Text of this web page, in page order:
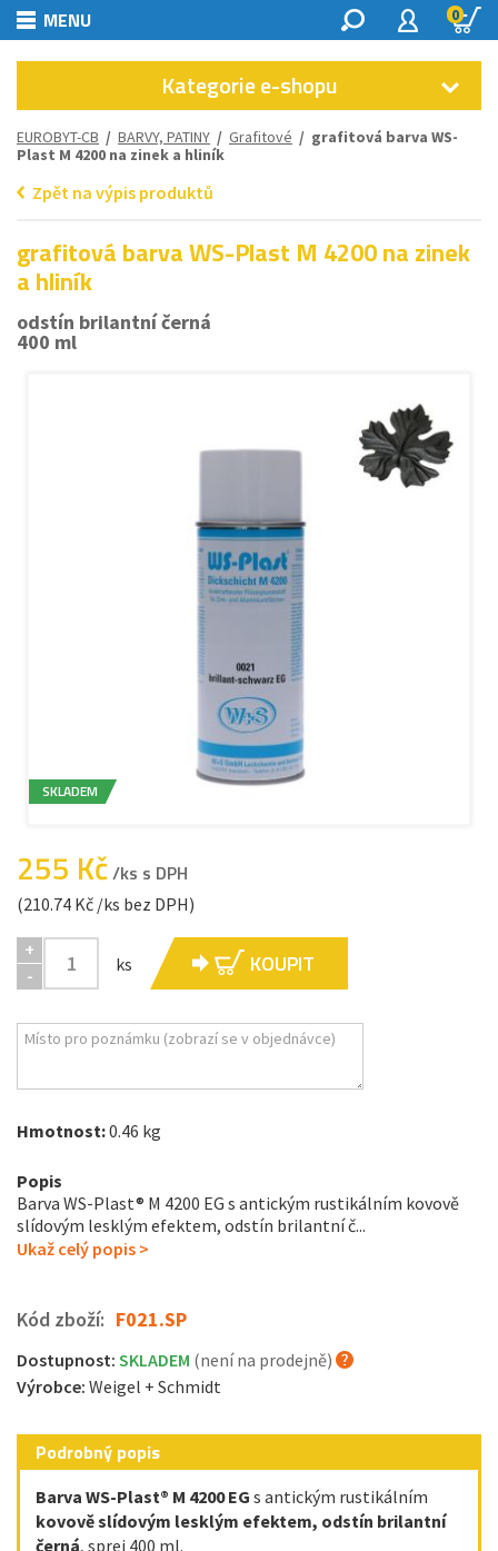
MENU 0
Kategorie e-shopu
EUROBYT-CB / BARVY, PATINY / Grafitové / grafitová barva WS-
Plast M 4200 na zinek a hliník
Zpět na výpis produktů
grafitová barva WS-Plast M 4200 na zinek
a hliník
odstín brilantní černá
400 ml
SKLADEM
255 Kč/ks s DPH
(210.74 Kč /ks bez DPH)
+
-
ks KOUPIT
Hmotnost:0.46 kg
Popis
Barva WS-Plast® M 4200 EG s antickým rustikálním kovově
slídovým lesklým efektem, odstín brilantní č...
Ukaž celý popis >
Kód zboží: F021.SP
Dostupnost: SKLADEM (není na prodejně)
Výrobce: Weigel + Schmidt
Podrobný popis
Barva WS-Plast® M 4200 EG s antickým rustikálním
kovově slídovým lesklým efektem, odstín brilantní
černá, sprej 400 ml.